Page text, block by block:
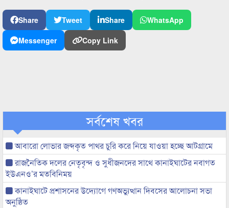
Share Tweet Share
WhatsApp
Messenger
Copy Link
সর্বশেষ খবর
আবারো লোভার জব্দকৃত পাথর চুরি করে নিয়ে যাওয়া হচ্ছে আটগ্রামে
রাজনৈতিক দলের নেতৃবৃন্দ ও সুধীজনদের সাথে কানাইঘাটের নবাগত
ইউএনও’র মতবিনিময়
কানাইঘাটে প্রশাসনের উদ্যোগে গণঅভ্যুত্থান দিবসের আলোচনা সভা
অনুষ্ঠিত